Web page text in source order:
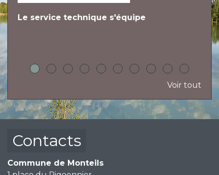
Le service technique s'équipe
Voir tout
Contacts
Commune de Monteils